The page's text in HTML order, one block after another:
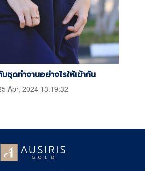
ชุดทำงานอย่างไรให้เข้ากัน
Apr, 2024 13:19:32